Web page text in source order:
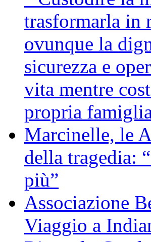
trasformarla in
ovunque la
sicurezza e
vita mentre
propria
Marcinelle, le
della tragedia:
più”
Associazione
Viaggio a